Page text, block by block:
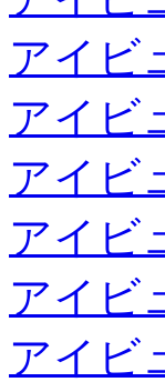
アイビ
アイビ
アイビ
アイビ
アイビ
アイビ